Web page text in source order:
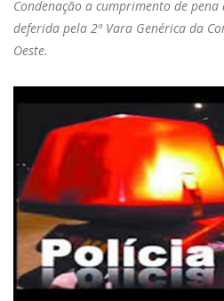
Condenação a cumprimento de
deferida pela 2ª Vara Genérica da
Oeste.